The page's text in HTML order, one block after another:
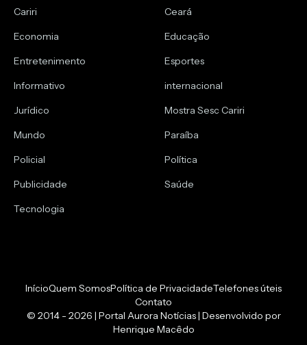
Cariri
Ceará
Economia
Educação
Entretenimento
Esportes
Informativo
internacional
Jurídico
Mostra Sesc Cariri
Mundo
Paraíba
Policial
Política
Publicidade
Saúde
Tecnologia
© 2014 - 2026 | Portal Aurora Notícias | Desenvolvido por
Henrique Macêdo
InícioQuem SomosPolítica de PrivacidadeTelefones úteis
Contato